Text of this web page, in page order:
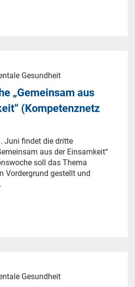
Gesundheit
„Gemeinsam aus
(Kompetenznetz
Juni findet die dritte
aus der Einsamkeit“
soll das Thema
Vordergrund gestellt und
Gesundheit